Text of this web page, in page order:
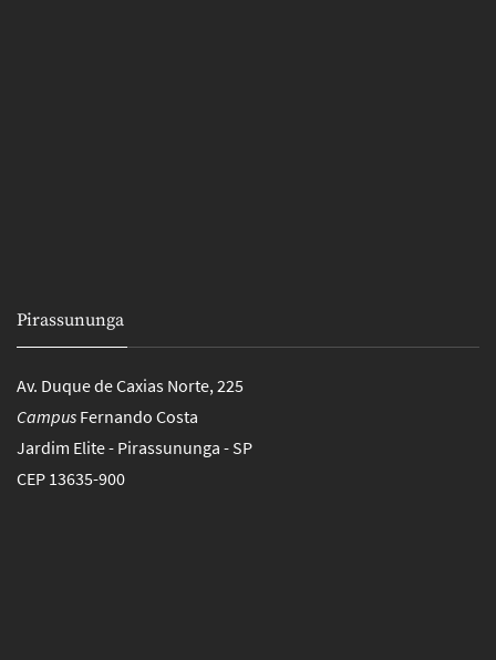
Pirassununga
Av. Duque de Caxias Norte, 225
Campus Fernando Costa
Jardim Elite - Pirassununga - SP
CEP 13635-900